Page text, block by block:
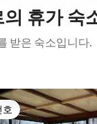
휴가 숙
받은 숙소입니다.
호
호